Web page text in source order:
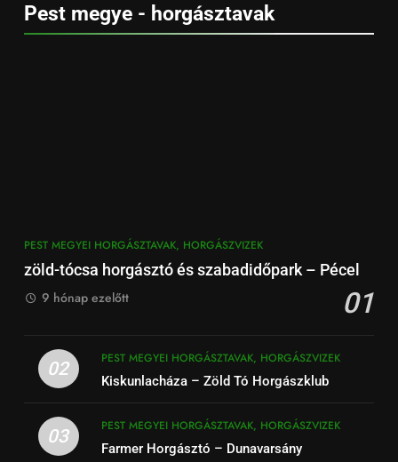
Pest megye - horgásztavak
PEST MEGYEI HORGÁSZTAVAK, HORGÁSZVIZEK
zöld-tócsa horgásztó és szabadidőpark – Pécel
01
9 hónap ezelőtt
02
PEST MEGYEI HORGÁSZTAVAK, HORGÁSZVIZEK
Kiskunlacháza – Zöld Tó Horgászklub
03
PEST MEGYEI HORGÁSZTAVAK, HORGÁSZVIZEK
Farmer Horgásztó – Dunavarsány